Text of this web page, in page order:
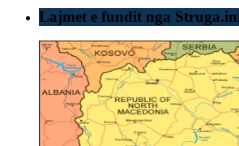
Lajmet e fundit nga